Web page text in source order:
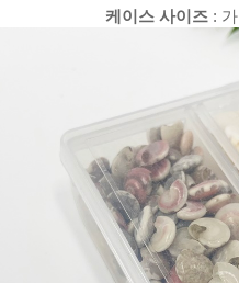
케이스 사이즈: 가